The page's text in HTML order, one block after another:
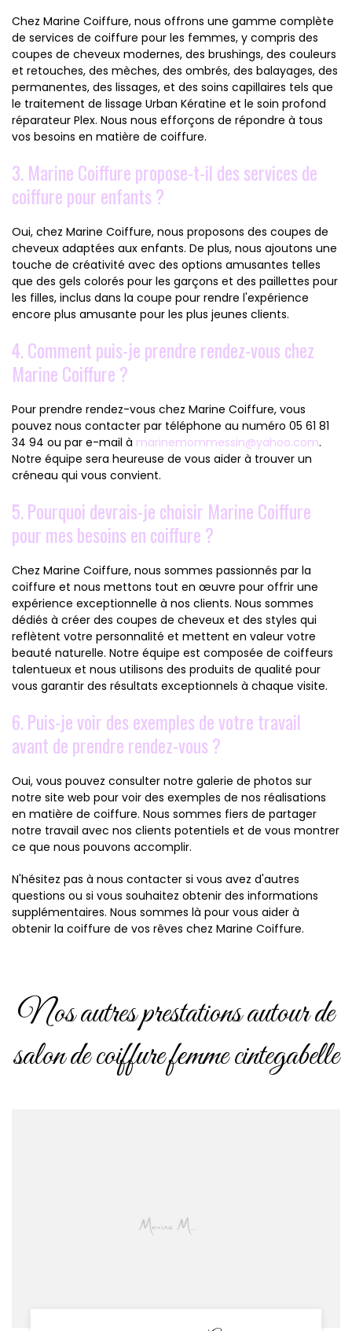
Chez Marine Coiffure, nous offrons une gamme complète
de services de coiffure pour les femmes, y compris des
coupes de cheveux modernes, des brushings, des couleurs
et retouches, des mèches, des ombrés, des balayages, des
permanentes, des lissages, et des soins capillaires tels que
le traitement de lissage Urban Kératine et le soin profond
réparateur Plex. Nous nous efforçons de répondre à tous
vos besoins en matière de coiffure.
3. Marine Coiffure propose-t-il des services de
coiffure pour enfants ?
Oui, chez Marine Coiffure, nous proposons des coupes de
cheveux adaptées aux enfants. De plus, nous ajoutons une
touche de créativité avec des options amusantes telles
que des gels colorés pour les garçons et des paillettes pour
les filles, inclus dans la coupe pour rendre l'expérience
encore plus amusante pour les plus jeunes clients.
4. Comment puis-je prendre rendez-vous chez
Marine Coiffure ?
Pour prendre rendez-vous chez Marine Coiffure, vous
pouvez nous contacter par téléphone au numéro 05 61 81
34 94 ou par e-mail à marinemommessin@yahoo.com.
Notre équipe sera heureuse de vous aider à trouver un
créneau qui vous convient.
5. Pourquoi devrais-je choisir Marine Coiffure
pour mes besoins en coiffure ?
Chez Marine Coiffure, nous sommes passionnés par la
coiffure et nous mettons tout en œuvre pour offrir une
expérience exceptionnelle à nos clients. Nous sommes
dédiés à créer des coupes de cheveux et des styles qui
reflètent votre personnalité et mettent en valeur votre
beauté naturelle. Notre équipe est composée de coiffeurs
talentueux et nous utilisons des produits de qualité pour
vous garantir des résultats exceptionnels à chaque visite.
6. Puis-je voir des exemples de votre travail
avant de prendre rendez-vous ?
Oui, vous pouvez consulter notre galerie de photos sur
notre site web pour voir des exemples de nos réalisations
en matière de coiffure. Nous sommes fiers de partager
notre travail avec nos clients potentiels et de vous montrer
ce que nous pouvons accomplir.
N'hésitez pas à nous contacter si vous avez d'autres
questions ou si vous souhaitez obtenir des informations
supplémentaires. Nous sommes là pour vous aider à
obtenir la coiffure de vos rêves chez Marine Coiffure.
Nos autres prestations autour de
salon de coiffure femme cintegabelle